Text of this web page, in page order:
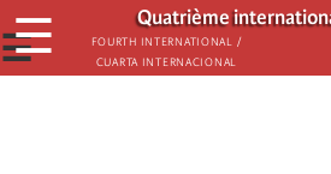
Aller
au
contenu
Quatrième
Fourth International /
Cuarta Internacional
☰
☰